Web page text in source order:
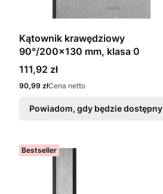
Kątownik krawędziowy
90°/200x130 mm, klasa 0
Cena
111,92 zł
Cena
90,99 złCena netto
Powiadom, gdy będzie dostępny
Bestseller